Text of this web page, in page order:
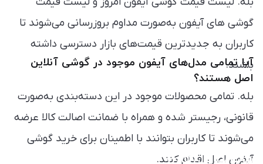
گوشی های آیفون به‌صورت مداوم بروزرسانی می‌شوند تا
کاربران به جدیدترین قیمت‌های بازار دسترسی داشته
باشند.
آیا تمامی مدل‌های آیفون موجود در گوشی آنلاین
اصل هستند؟
بله. تمامی محصولات موجود در این دسته‌بندی به‌صورت
قانونی، رجیستر شده و همراه با ضمانت اصالت کالا عرضه
می‌شوند تا کاربران بتوانند با اطمینان برای خرید گوشی
آیفون اصل اقدام کنند.
سات متداول (FAQ)